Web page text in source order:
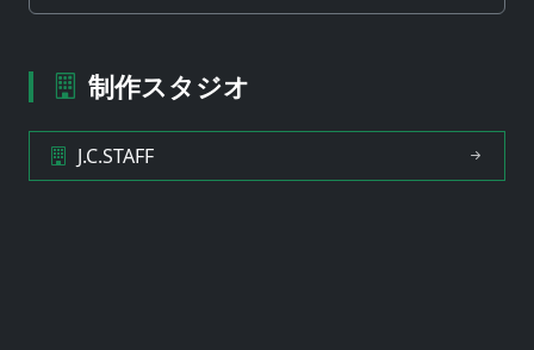
制作スタジオ
J.C.STAFF